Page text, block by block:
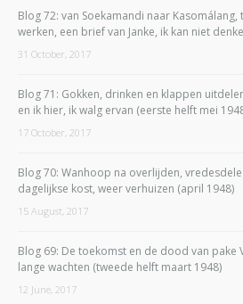
Blog 72: van Soekamandi naar
werken, een brief van Janke, ik kan niet
31 October, 2017
Blog 71: Gokken, drinken en klappen
en ik hier, ik walg ervan (eerste helft mei
17 October, 2017
Blog 70: Wanhoop na overlijden,
dagelijkse kost, weer verhuizen (april 1948)
15 August, 2017
Blog 69: De toekomst en de dood van pake
lange wachten (tweede helft maart 1948)
12 June, 2017